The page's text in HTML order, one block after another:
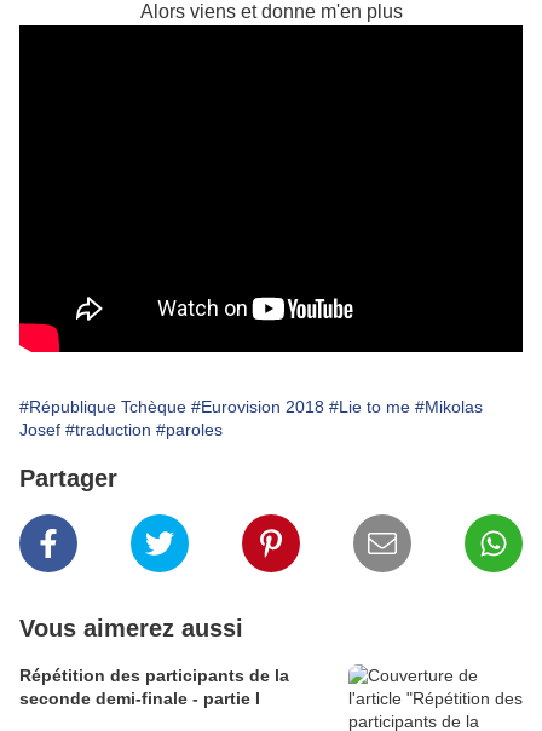
Alors viens et donne m'en plus
#République Tchèque #Eurovision 2018 #Lie to me #Mikolas
Josef #traduction #paroles
Partager
Vous aimerez aussi
Répétition des participants de la
seconde demi-finale - partie I